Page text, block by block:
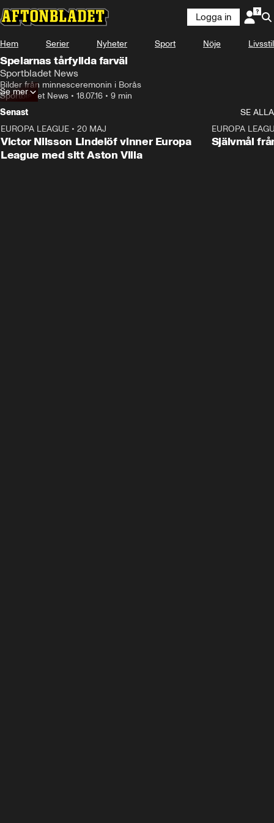
Logga in
Hem Serier Nyheter Sport Nöje Livsstil
Spelarnas tårfyllda farväl
Sportbladet News
Bilder från minnesceremonin i Borås
Sportbladet News • 18.07.16 • 9 min
Se mer
Senast
SE ALLA
EUROPA LEAGUE • 20 MAJ
Victor Nilsson Lindelöf vinner Europa
League med sitt Aston Villa
EUROPA
Självmål